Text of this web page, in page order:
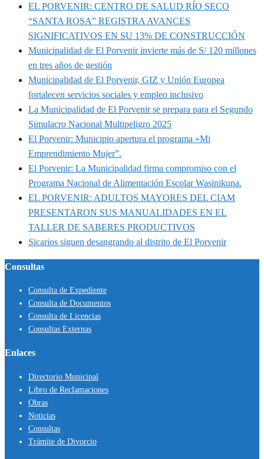
EL PORVENIR: CENTRO DE SALUD RÍO SECO
“SANTA ROSA” REGISTRA AVANCES
SIGNIFICATIVOS EN SU 13% DE CONSTRUCCIÓN
Municipalidad de El Porvenir invierte más de S/ 120 millones
en tres años de gestión
Municipalidad de El Porvenir, GIZ y Unión Europea
fortalecen servicios sociales y empleo inclusivo
La Municipalidad de El Porvenir se prepara para el Segundo
Simulacro Nacional Multipeligro 2025
El Porvenir: Municipio apertura el programa «Mi
Emprendimiento Mujer”.
El Porvenir: La Municipalidad firma compromiso con el
Programa Nacional de Alimentación Escolar Wasinikuna.
EL PORVENIR: ADULTOS MAYORES DEL CIAM
PRESENTARON SUS MANUALIDADES EN EL
TALLER DE SABERES PRODUCTIVOS
Sicarios siguen desangrando al distrito de El Porvenir
Consultas
Consulta de Expediente
Consulta de Documentos
Consulta de Licencias
Consultas Externas
Enlaces
Directorio Municipal
Libro de Reclamaciones
Obras
Noticias
Consultas
Trámite de Divorcio